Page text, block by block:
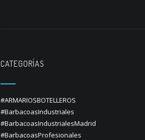
CATEGORÍAS
#ARMARIOSBOTELLEROS
#BarbacoasIndustriales
#BarbacoasIndustrialesMadrid
#BarbacoasProfesionales